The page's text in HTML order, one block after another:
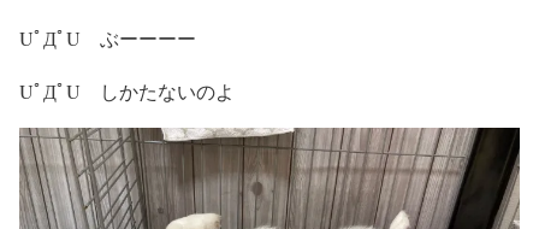
UﾟДﾟU ぶーーーー
UﾟДﾟU しかたないのよ